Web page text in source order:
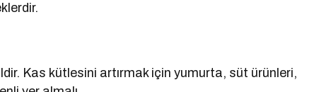
Kas kütlesini artırmak için yumurta, süt ürünleri,